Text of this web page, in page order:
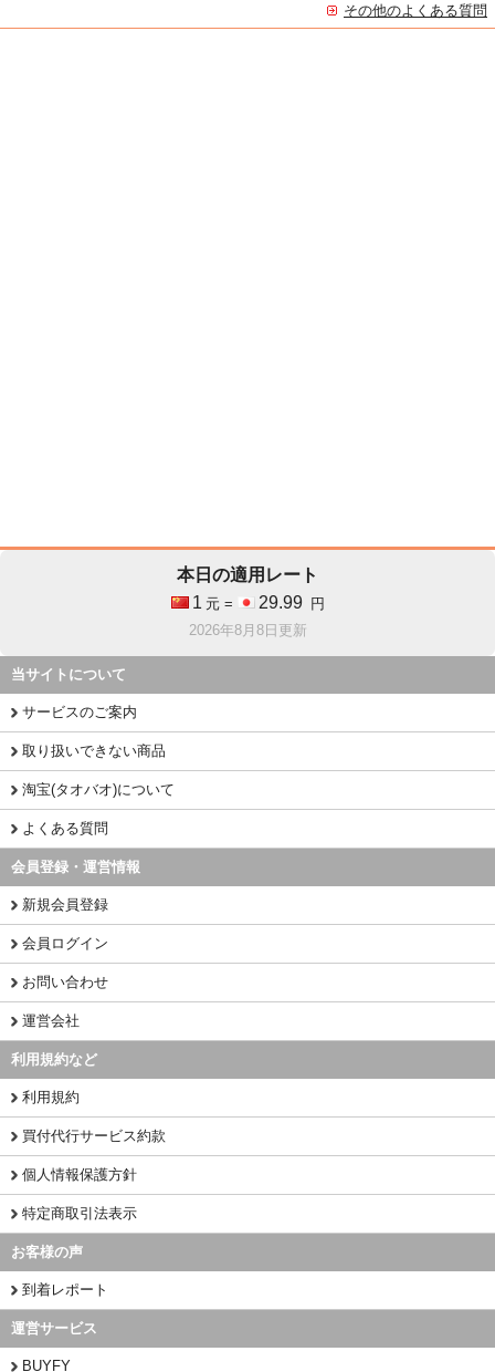
その他のよくある質問
本日の適用レート
1 元 = 29.99
円
2026年8月8日更新
当サイトについて
サービスのご案内
取り扱いできない商品
淘宝(タオバオ)について
よくある質問
会員登録・運営情報
新規会員登録
会員ログイン
お問い合わせ
運営会社
利用規約など
利用規約
買付代行サービス約款
個人情報保護方針
特定商取引法表示
お客様の声
到着レポート
運営サービス
BUYFY